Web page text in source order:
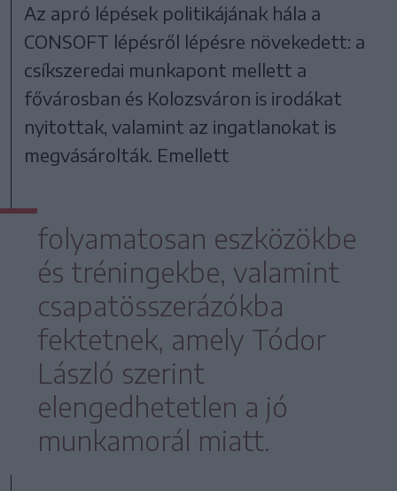
Az apró lépések politikájának hála a
CONSOFT lépésről lépésre növekedett: a
csíkszeredai munkapont mellett a
fővárosban és Kolozsváron is irodákat
nyitottak, valamint az ingatlanokat is
megvásárolták. Emellett
folyamatosan eszközökbe
és tréningekbe, valamint
csapatösszerázókba
fektetnek, amely Tódor
László szerint
elengedhetetlen a jó
munkamorál miatt.